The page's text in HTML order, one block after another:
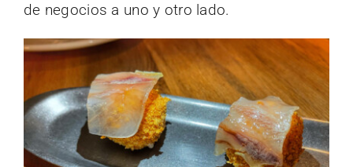
de negocios a uno y otro lado.